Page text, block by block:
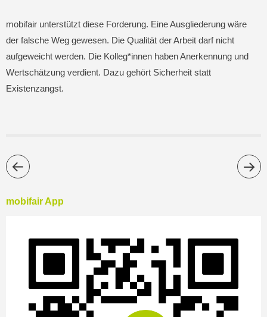
mobifair unterstützt diese Forderung. Eine Ausgliederung wäre
der falsche Weg gewesen. Die Qualität der Arbeit darf nicht
aufgeweicht werden. Die Kolleg*innen haben Anerkennung und
Wertschätzung verdient. Dazu gehört Sicherheit statt
Existenzangst.
mobifair App